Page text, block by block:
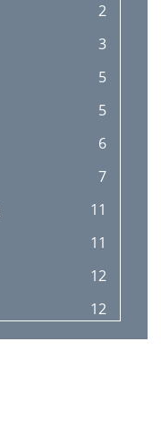
2
3
5
5
6
7
11
11
12
12
13